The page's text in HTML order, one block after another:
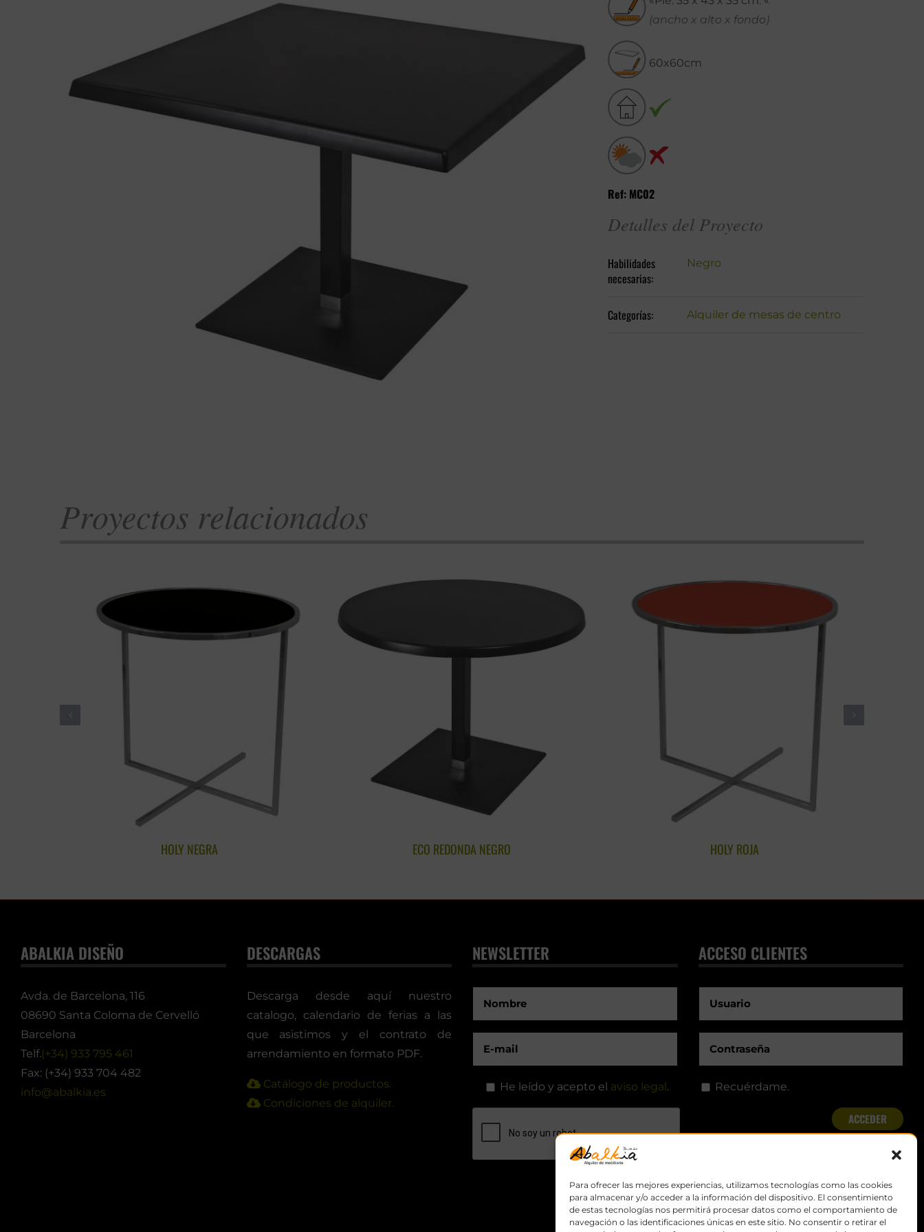
Para ofrecer las mejores experiencias, utilizamos tecnologías como las cookies
para almacenar y/o acceder a la información del dispositivo. El consentimiento
de estas tecnologías nos permitirá procesar datos como el comportamiento de
navegación o las identificaciones únicas en este sitio. No consentir o retirar el
(ancho x alto x fondo)
60x60cm
Ref: MC02
Detalles del Proyecto
Habilidades
necesarias:
Negro
Categorías: Alquiler de mesas de centro
Proyectos relacionados
HOLY NEGRA ECO REDONDA NEGRO HOLY ROJA
ABALKIA DISEÑO
Avda. de Barcelona, 116
08690 Santa Coloma de Cervelló
Barcelona
Telf.(+34) 933 795 461
Fax: (+34) 933 704 482
info@abalkia.es
DESCARGAS
Descarga desde aquí nuestro
catalogo, calendario de ferias a las
que asistimos y el contrato de
arrendamiento en formato PDF.
Catálogo de productos.
Condiciones de alquiler.
NEWSLETTER
He leído y acepto el aviso legal.
ACCESO CLIENTES
Recuérdame.